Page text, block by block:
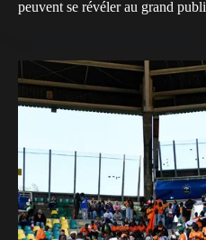
peuvent se révéler au grand